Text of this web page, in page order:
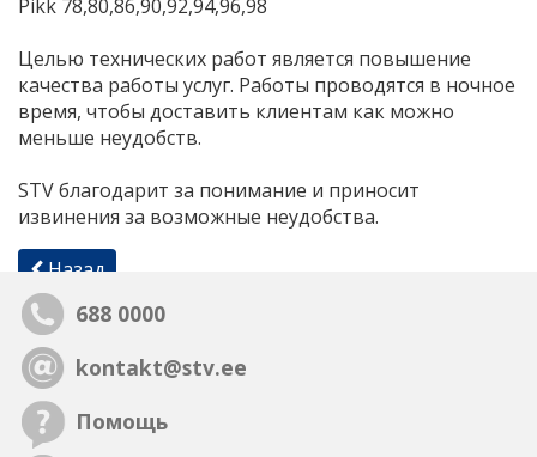
Pikk 78,80,86,90,92,94,96,98
Целью технических работ является повышение
качества работы услуг. Работы проводятся в ночное
время, чтобы доставить клиентам как можно
меньше неудобств.
STV благодарит за понимание и приносит
извинения за возможные неудобства.
Назад
688 0000
kontakt@stv.ee
Помощь